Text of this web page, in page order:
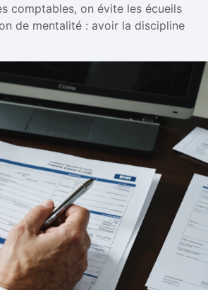
comptables, on évite les écueils
de mentalité : avoir la discipline